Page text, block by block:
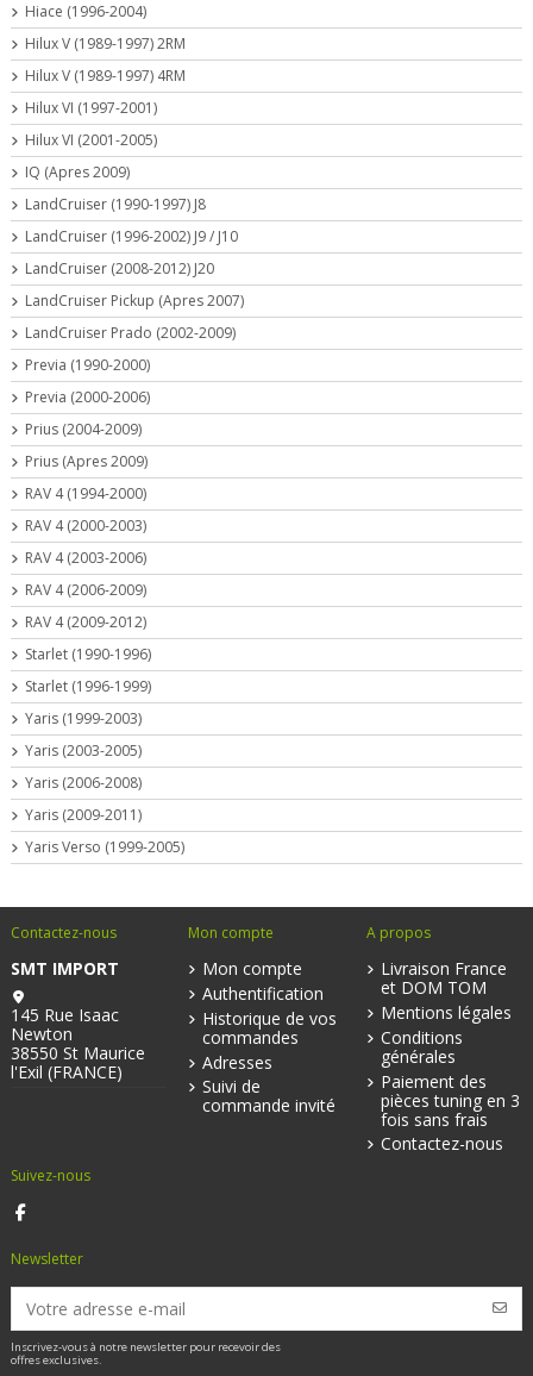
Hiace (1996-2004)
Hilux V (1989-1997) 2RM
Hilux V (1989-1997) 4RM
Hilux VI (1997-2001)
Hilux VI (2001-2005)
IQ (Apres 2009)
LandCruiser (1990-1997) J8
LandCruiser (1996-2002) J9 / J10
LandCruiser (2008-2012) J20
LandCruiser Pickup (Apres 2007)
LandCruiser Prado (2002-2009)
Previa (1990-2000)
Previa (2000-2006)
Prius (2004-2009)
Prius (Apres 2009)
RAV 4 (1994-2000)
RAV 4 (2000-2003)
RAV 4 (2003-2006)
RAV 4 (2006-2009)
RAV 4 (2009-2012)
Starlet (1990-1996)
Starlet (1996-1999)
Yaris (1999-2003)
Yaris (2003-2005)
Yaris (2006-2008)
Yaris (2009-2011)
Yaris Verso (1999-2005)
Contactez-nous
SMT IMPORT
145 Rue Isaac
Newton
38550 St Maurice
l'Exil (FRANCE)
Mon compte
Mon compte
Authentification
Historique de vos
commandes
Adresses
Suivi de
commande invité
A propos
Livraison France
et DOM TOM
Mentions légales
Conditions
générales
Paiement des
pièces tuning en 3
fois sans frais
Contactez-nous
Suivez-nous
Newsletter
Inscrivez-vous à notre newsletter pour recevoir des
offres exclusives.